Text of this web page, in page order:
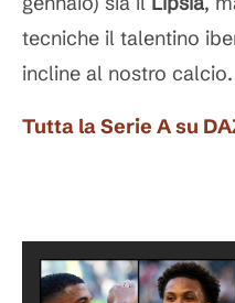
tecniche il talentino
incline al nostro calcio.
Tutta la Serie A su